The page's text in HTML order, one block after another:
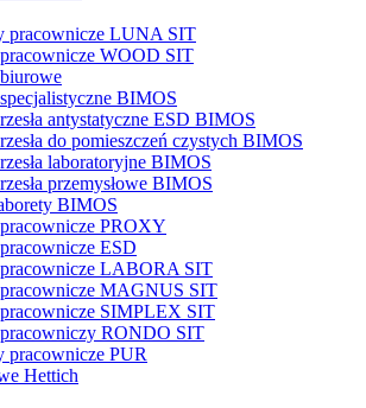
pracownicze LUNA SIT
pracownicze WOOD SIT
BIMOS
antystatyczne ESD BIMOS
do pomieszczeń czystych BIMOS
laboratoryjne BIMOS
przemysłowe BIMOS
BIMOS
pracownicze PROXY
ESD
pracownicze LABORA SIT
pracownicze MAGNUS SIT
pracownicze SIMPLEX SIT
RONDO SIT
pracownicze PUR
Hettich